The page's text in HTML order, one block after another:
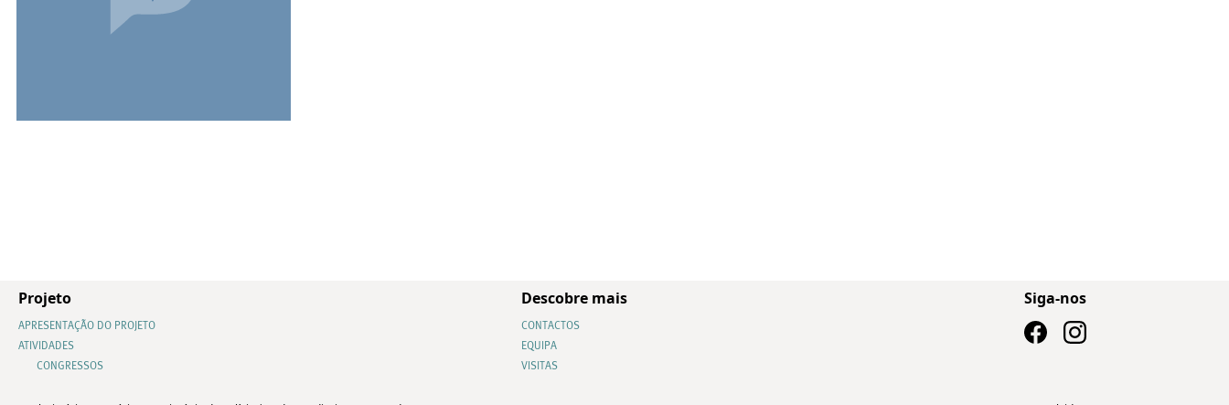
Projeto
APRESENTAÇÃO DO PROJETO
ATIVIDADES
CONGRESSOS
Descobre mais
CONTACTOS
EQUIPA
VISITAS
Siga-nos